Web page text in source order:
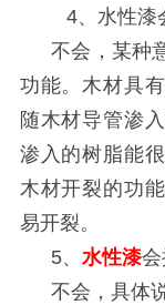
4、水性漆
不会，某种
功能。木材具
随木材导管渗
渗入的树脂能
木材开裂的功
易开裂。
5、 水性漆
不会，具体